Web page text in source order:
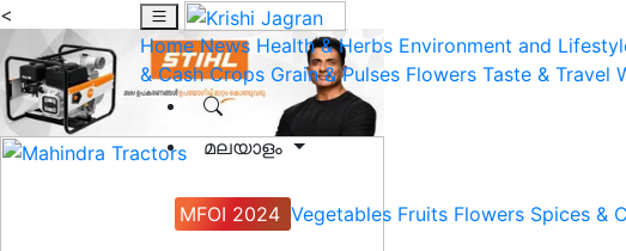
<
Home News Health & Herbs Environment and
& Cash Crops Grain & Pulses Flowers Taste & Travel
മലയാളം
MFOI 2024 Vegetables Fruits Flowers Spices &